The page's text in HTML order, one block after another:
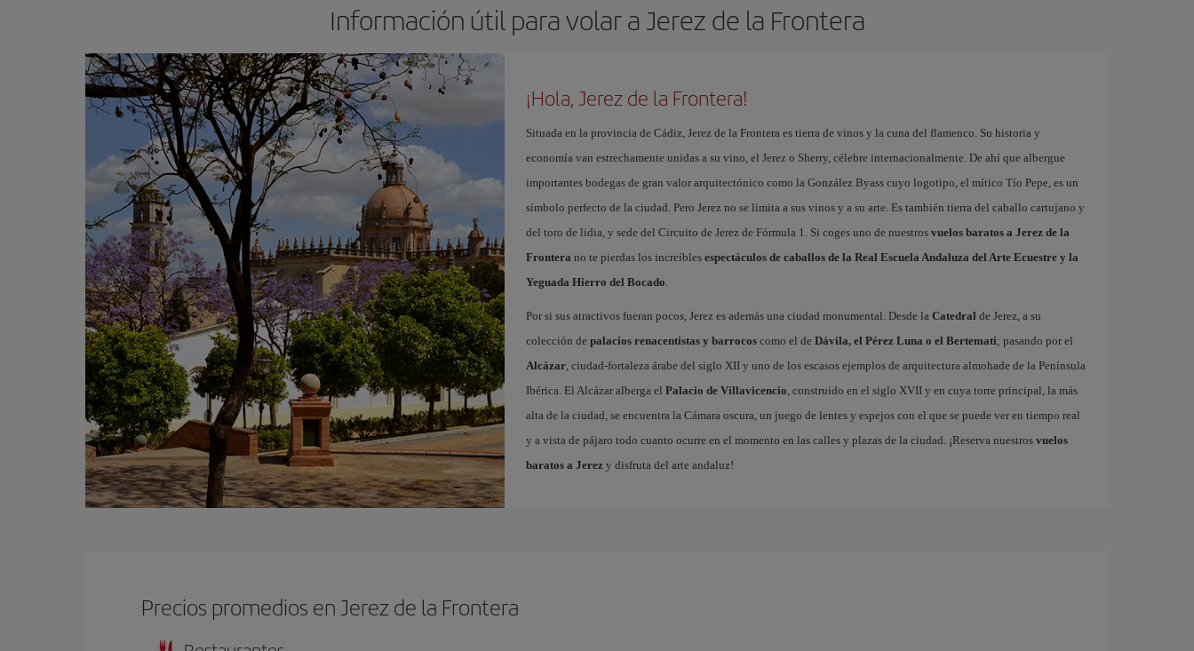
Información útil para volar a Jerez de la Frontera
¡Hola, Jerez de la Frontera!
Situada en la provincia de Cádiz, Jerez de la Frontera es tierra de vinos y la cuna del flamenco. Su historia y
economía van estrechamente unidas a su vino, el Jerez o Sherry, célebre internacionalmente. De ahí que albergue
importantes bodegas de gran valor arquitectónico como la González Byass cuyo logotipo, el mítico Tío Pepe, es un
símbolo perfecto de la ciudad. Pero Jerez no se limita a sus vinos y a su arte. Es también tierra del caballo cartujano y
del toro de lidia, y sede del Circuito de Jerez de Fórmula 1. Si coges uno de nuestros vuelos baratos a Jerez de la
Frontera no te pierdas los increíbles espectáculos de caballos de la Real Escuela Andaluza del Arte Ecuestre y la
Yeguada Hierro del Bocado.
Por si sus atractivos fueran pocos, Jerez es además una ciudad monumental. Desde la Catedral de Jerez, a su
colección de palacios renacentistas y barrocoscomo el de Dávila, el Pérez Luna o el Bertemati; pasando por el
Alcázar, ciudad-fortaleza árabe del siglo XII y uno de los escasos ejemplos de arquitectura almohade de la Península
Ibérica. El Alcázar alberga el Palacio de Villavicencio, construido en el siglo XVII y en cuya torre principal, la más
alta de la ciudad, se encuentra la Cámara oscura, un juego de lentes y espejos con el que se puede ver en tiempo real
y a vista de pájaro todo cuanto ocurre en el momento en las calles y plazas de la ciudad. ¡Reserva nuestros vuelos
baratos a Jerezy disfruta del arte andaluz!
Precios promedios en Jerez de la Frontera